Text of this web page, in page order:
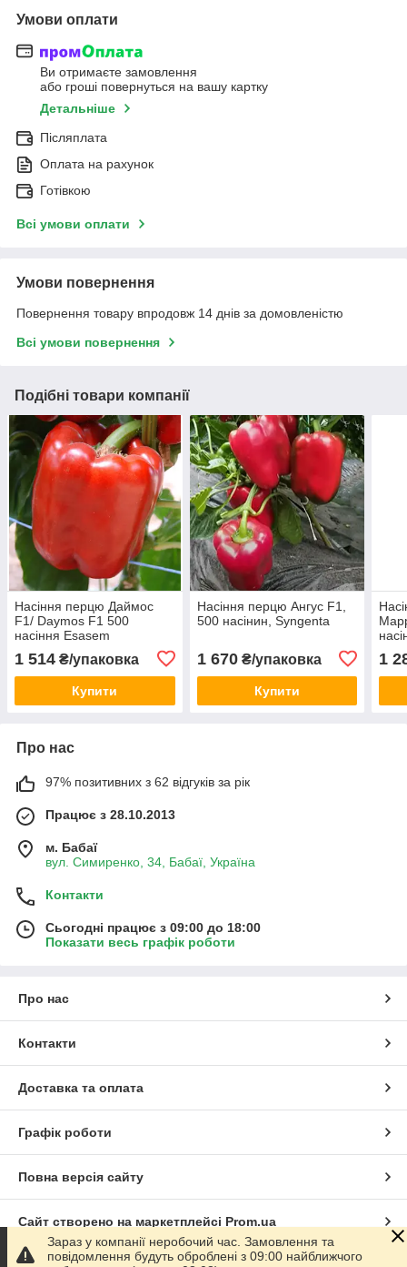
Умови оплати
Ви отримаєте замовлення
або гроші повернуться на вашу картку
Детальніше
Післяплата
Оплата на рахунок
Готівкою
Всі умови оплати
Умови повернення
Повернення товару впродовж 14 днів за домовленістю
Всі умови повернення
Подібні товари компанії
Насіння перцю Даймос
F1/ Daymos F1 500
насіння Esasem
1 514 ₴/упаковка
Купити
Насіння перцю Ангус F1,
500 насінин, Syngenta
1 670₴/упаковка
Купити
1
Про нас
97% позитивних з 62 відгуків за рік
Працює з 28.10.2013
м. Бабаї
вул. Симиренко, 34, Бабаї, Україна
Контакти
Сьогодні працює з 09:00 до 18:00
Показати весь графік роботи
Про нас
Контакти
Доставка та оплата
Графік роботи
Повна версія сайту
Сайт створено на маркетплейсі Prom.ua
Зараз у компанії неробочий час. Замовлення та
повідомлення будуть оброблені з 09:00 найближчого